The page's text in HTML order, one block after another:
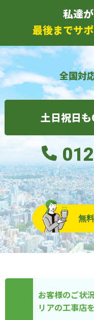
私達
最後までサ
全国対
土日祝日
無
お客様のご状
リアの工事店